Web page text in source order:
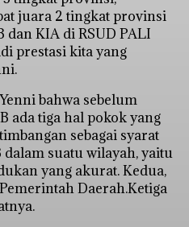
juara 2 tingkat provinsi
dan KIA di RSUD PALI
prestasi kita yang
bahwa sebelum
ada tiga hal pokok yang
sebagai syarat
suatu wilayah, yaitu
yang akurat. Kedua,
Daerah.Ketiga